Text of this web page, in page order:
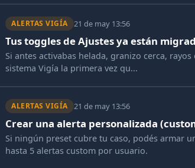
ALERTAS VIGÍA 21 de may 13:56
Tus toggles de Ajustes ya están
Si antes activabas helada, granizo cerca,
sistema Vigía la primera vez qu...
ALERTAS VIGÍA 21 de may 13:56
Crear una alerta personalizada
Si ningún preset cubre tu caso, podés armar
hasta 5 alertas custom por usuario.